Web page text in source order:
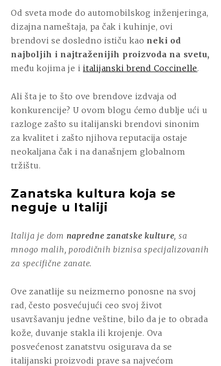
ZA
KVALITET?
Od sveta mode do automobilskog inženjeringa,
dizajna nameštaja, pa čak i kuhinje, ovi
brendovi se dosledno ističu kao neki od
najboljih i najtraženijih proizvoda na svetu,
među kojima je iitalijanski brend Coccinelle.
Ali šta je to što ove brendove izdvaja od
konkurencije? U ovom blogu ćemo dublje ući u
razloge zašto su italijanski brendovi sinonim
za kvalitet i zašto njihova reputacija ostaje
neokaljana čak i na današnjem globalnom
tržištu.
Zanatska kultura koja se
neguje u Italiji
Italija je dom napredne zanatske kulture, sa
mnogo malih, porodičnih biznisa specijalizovanih
za specifične zanate.
Ove zanatlije su neizmerno ponosne na svoj
rad, često posvećujući ceo svoj život
usavršavanju jedne veštine, bilo da je to obrada
kože, duvanje stakla ili krojenje. Ova
posvećenost zanatstvu osigurava da se
italijanski proizvodi prave sa najvećom